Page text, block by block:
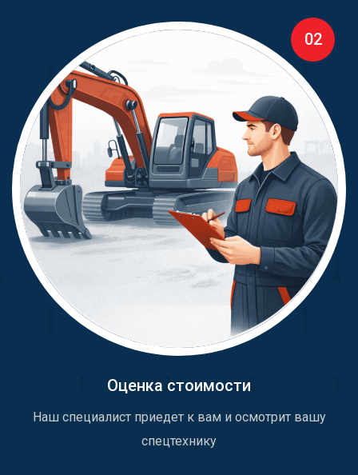
02
Оценка стоимости
Наш специалист приедет к вам и осмотрит вашу
спецтехнику